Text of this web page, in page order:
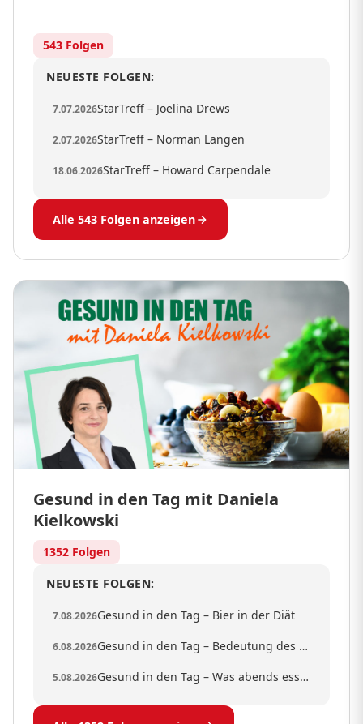
543 Folgen
NEUESTE FOLGEN:
7.07.2026StarTreff – Joelina Drews
2.07.2026StarTreff – Norman Langen
18.06.2026StarTreff – Howard Carpendale
Alle 543 Folgen anzeigen
Gesund in den Tag mit Daniela
Kielkowski
1352 Folgen
NEUESTE FOLGEN:
7.08.2026Gesund in den Tag – Bier in der Diät
6.08.2026 Gesund in den Tag – Bedeutung des BMI für Beamte
5.08.2026 Gesund in den Tag – Was abends essen außer Chips